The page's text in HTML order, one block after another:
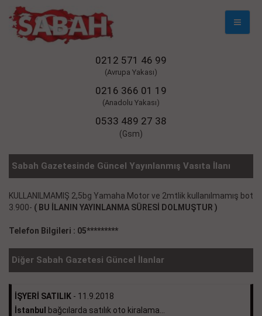
Mobil
0212 571 46 99
(Avrupa Yakası)
0216 366 01 19
(Anadolu Yakası)
0533 489 27 38
(Gsm)
Sabah Gazetesinde Güncel Yayınlanmış Vasıta İlanı
KULLANILMAMIŞ 2,5bg Yamaha Motor ve 2mtlik kullanılmamış bot
3.900- ( BU İLANIN YAYINLANMA SÜRESİ DOLMUŞTUR )
Telefon Bilgileri : 05*********
Diğer Sabah Gazetesi Güncel İlanlar
İŞYERİ SATILIK - 11.9.2018
İstanbul
bağcılarda satılık oto kiralama...